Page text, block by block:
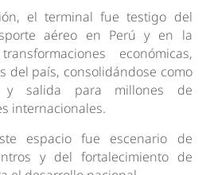
el terminal fue testigo del
aéreo en Perú y en la
económicas,
del país, consolidándose como
salida para millones de
internacionales.
espacio fue escenario de
y del fortalecimiento de